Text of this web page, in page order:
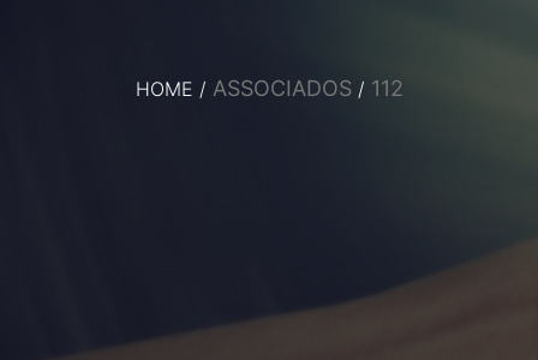
HOME / ASSOCIADOS / 112